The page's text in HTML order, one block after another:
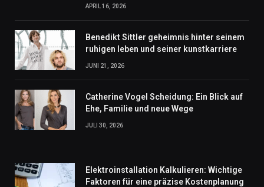
APRIL 16, 2026
Benedikt Sittler geheimnis hinter seinem
ruhigen leben und seiner kunstkarriere
JUNI 21, 2026
Catherine Vogel Scheidung: Ein Blick auf
Ehe, Familie und neue Wege
JULI 30, 2026
Elektroinstallation Kalkulieren: Wichtige
Faktoren für eine präzise Kostenplanung